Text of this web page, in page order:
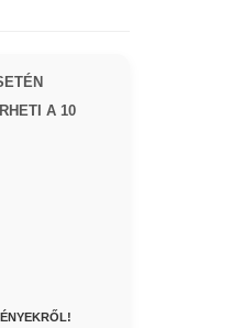
A 10